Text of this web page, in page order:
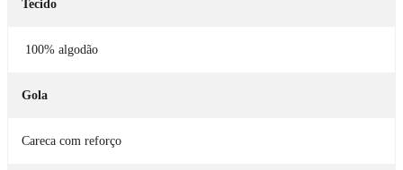
Tecido
100% algodão
Gola
Careca com reforço